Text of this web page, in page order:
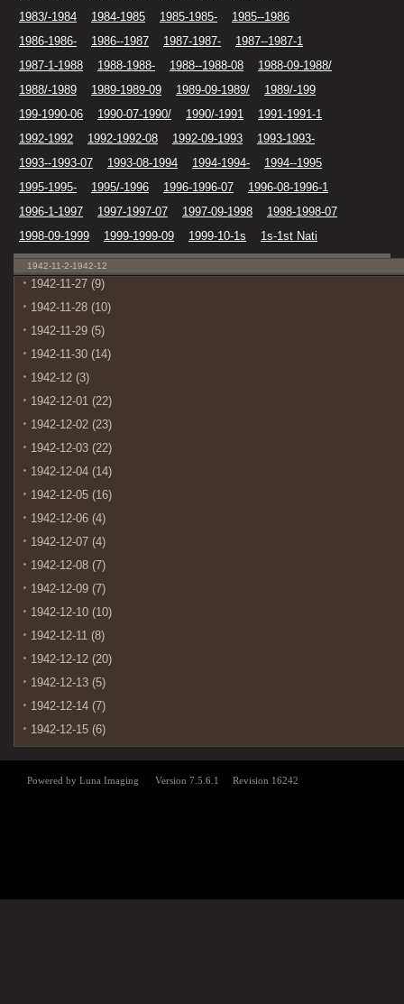
1983/-1984
1984-1985 1985-1985-
1985--1986
1986-1986-
1986--1987 1987-1987-
1987--1987-1
1987-1-1988
1988-1988- 1988--1988-08
1988-09-1988/
1988/-1989
1989-1989-09 1989-09-1989/
1989/-199
199-1990-06
1990-07-1990/ 1990/-1991
1991-1991-1
1992-1992
1992-1992-08 1992-09-1993
1993-1993-
1993--1993-07
1993-08-1994 1994-1994-
1994--1995
1995-1995-
1995/-1996 1996-1996-07
1996-08-1996-1
1996-1-1997
1997-1997-07 1997-09-1998
1998-1998-07
1998-09-1999
1999-1999-09 1999-10-1s 1s-1st Nati
1942-11-2-1942-12
1942-11-27 (9)
1942-11-28 (10)
1942-11-29 (5)
1942-11-30 (14)
1942-12 (3)
1942-12-01 (22)
1942-12-02 (23)
1942-12-03 (22)
1942-12-04 (14)
1942-12-05 (16)
1942-12-06 (4)
1942-12-07 (4)
1942-12-08 (7)
1942-12-09 (7)
1942-12-10 (10)
1942-12-11 (8)
1942-12-12 (20)
1942-12-13 (5)
1942-12-14 (7)
1942-12-15 (6)